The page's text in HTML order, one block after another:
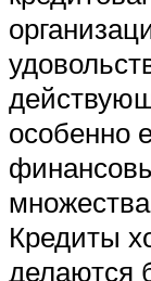
особенно
Кредиты
делаются